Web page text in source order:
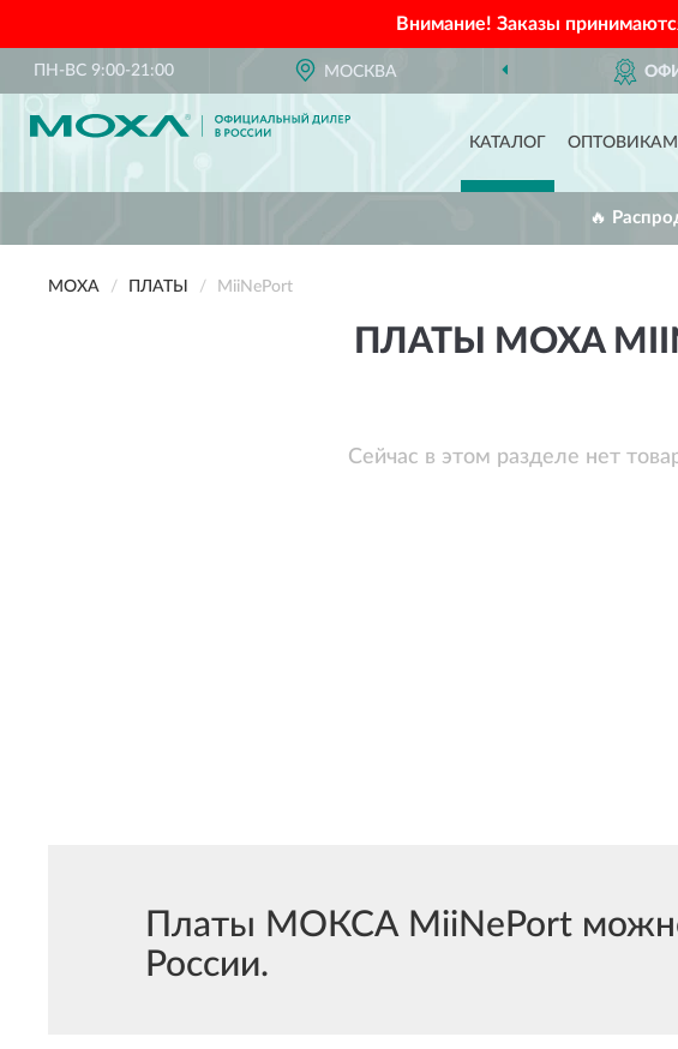
Внимание! Заказы
ПН-ВС 9:00-21:00 МОСКВА
КАТАЛОГ
🔥
MOXA ПЛАТЫ MiiNePort
ПЛАТЫ MOXA
Сейчас в этом разделе нет
Платы МОКСА MiiNePort можно
России.